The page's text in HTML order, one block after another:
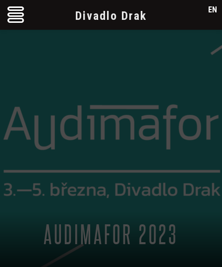
AUDIMAFOR 2023
Divadlo Drak EN